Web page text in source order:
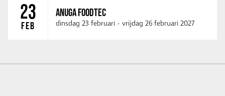
23
FEB
ANUGA FOODTEC
dinsdag 23 februari - vrijdag 26 februari 2027